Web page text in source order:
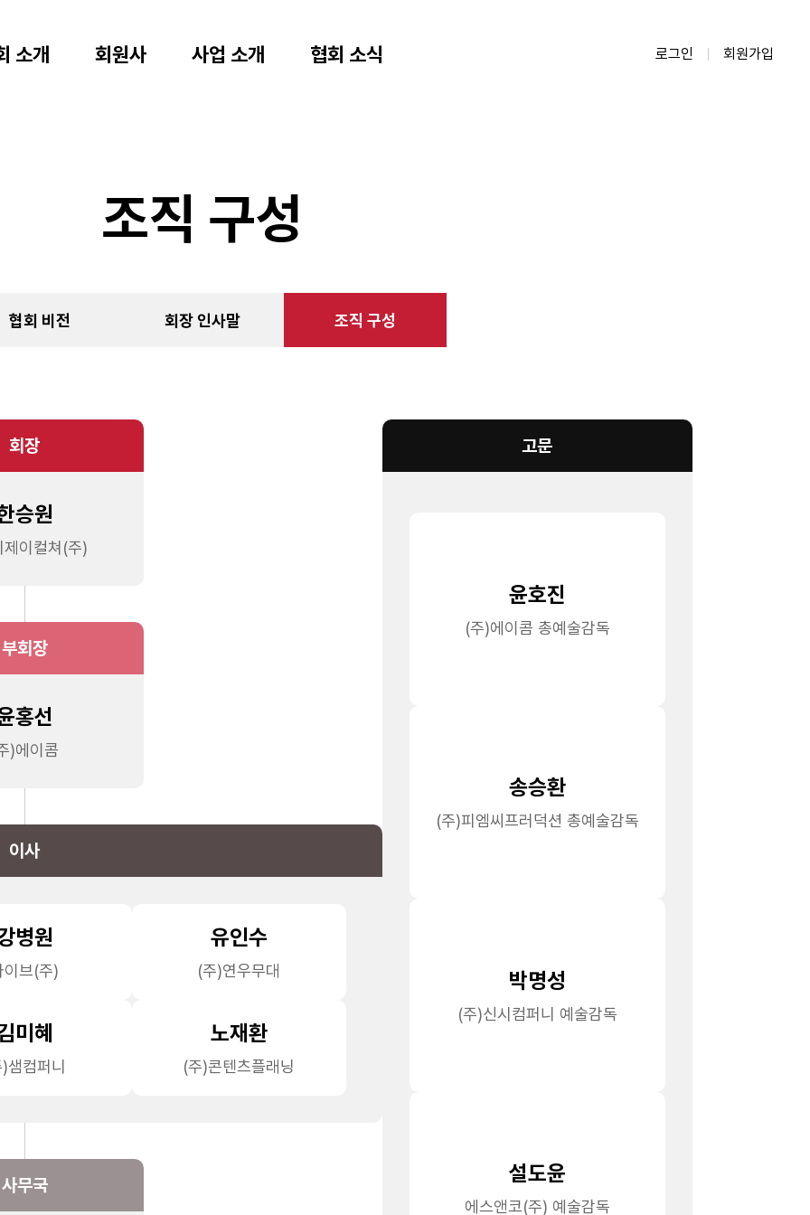
소개 회원사 사업 소개 협회 소식 로그인 회원가입
조직 구성
협회 비전 회장 인사말 조직 구성
회장
승원
제이컬쳐(주)
부회장
홍선
)에이콤
이사
병원
이브(주)
유인수
(주)연우무대
미혜
샘컴퍼니
노재환
(주)콘텐츠플래닝
사무국
고문
윤호진
(주)에이콤 총예술감독
송승환
(주)피엠씨프러덕션 총예술감독
박명성
(주)신시컴퍼니 예술감독
설도윤
에스앤코(주) 예술감독